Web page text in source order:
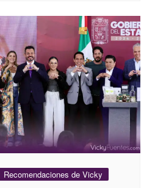
Recomendaciones de Vicky